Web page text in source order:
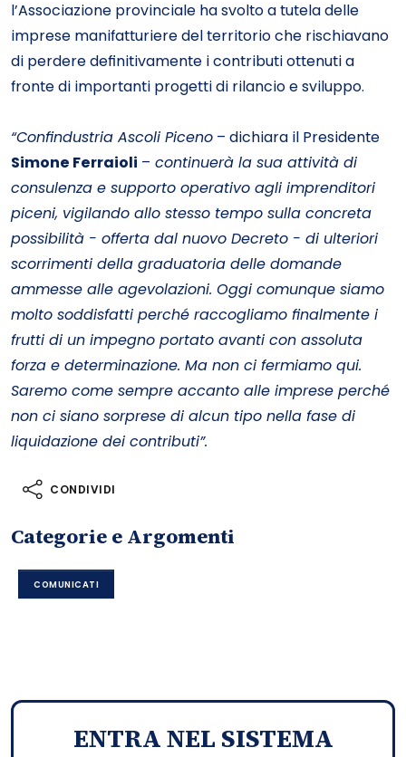
l’Associazione provinciale ha svolto a tutela delle
imprese manifatturiere del territorio che rischiavano
di perdere definitivamente i contributi ottenuti a
fronte di importanti progetti di rilancio e sviluppo.
“Confindustria Ascoli Piceno – dichiara il Presidente
Simone Ferraioli – continuerà la sua attività di
consulenza e supporto operativo agli imprenditori
piceni, vigilando allo stesso tempo sulla concreta
possibilità - offerta dal nuovo Decreto - di ulteriori
scorrimenti della graduatoria delle domande
ammesse alle agevolazioni. Oggi comunque siamo
molto soddisfatti perché raccogliamo finalmente i
frutti di un impegno portato avanti con assoluta
forza e determinazione. Ma non ci fermiamo qui.
Saremo come sempre accanto alle imprese perché
non ci siano sorprese di alcun tipo nella fase di
liquidazione dei contributi”.
CONDIVIDI
Categorie e Argomenti
COMUNICATI
ENTRA NEL SISTEMA